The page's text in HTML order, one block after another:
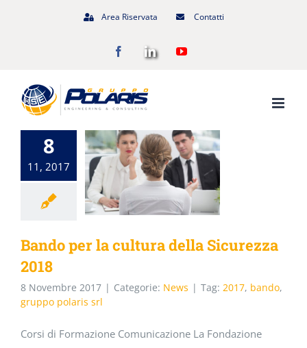
Area Riservata Contatti
FacebookLinkedInYouTube
8
11, 2017
Bando per la cultura della Sicurezza
2018
8 Novembre 2017 | Categorie: News | Tag: 2017, bando,
gruppo polaris srl
Corsi di Formazione Comunicazione La Fondazione